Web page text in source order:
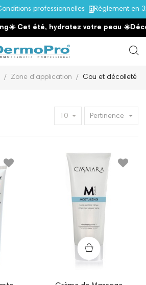
professionnelles Règlement en
☀️ Cet été, hydratez votre peau ☀️
Zone d'application Cou et décolleté
10 Pertinence